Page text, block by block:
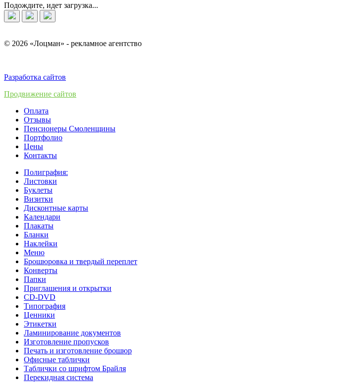
Подождите, идет загрузка...
© 2026 «Лоцман» - рекламное агентство
Разработка сайтов
Продвижение сайтов
Оплата
Отзывы
Пенсионеры Смоленщины
Портфолио
Цены
Контакты
Полиграфия:
Листовки
Буклеты
Визитки
Дисконтные карты
Календари
Плакаты
Бланки
Наклейки
Меню
Брошюровка и твердый переплет
Конверты
Папки
Приглашения и открытки
CD-DVD
Типография
Ценники
Этикетки
Ламинирование документов
Изготовление пропусков
Печать и изготовление брошюр
Офисные таблички
Таблички со шрифтом Брайля
Перекидная система